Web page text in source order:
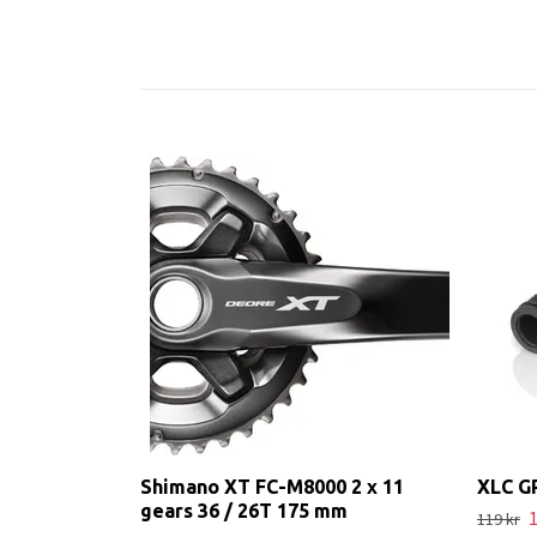
Shimano XT FC-M8000 2 x 11
gears 36 / 26T 175 mm
XLC
119 kr